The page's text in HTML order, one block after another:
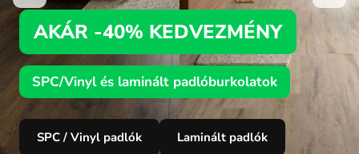
AKÁR -40% KEDVEZMÉNY
SPC/Vinyl és laminált padlóburkolatok
SPC / Vinyl padlók Laminált padlók